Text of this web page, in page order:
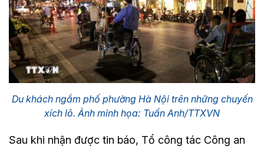
Du khách ngắm phố phường Hà Nội trên những chuyến
xích lô. Ảnh minh họa: Tuấn Anh/TTXVN
Sau khi nhận được tin báo, Tổ công tác Công an